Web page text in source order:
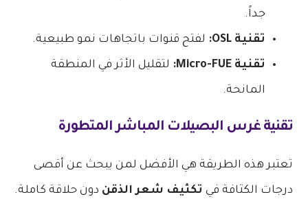
جداً.
تقنية OSL: لفتح قنوات باتجاهات نمو طبيعية.
تقنية Micro-FUE: لتقليل الأثر في المنطقة
المانحة.
تقنية غرس البصيلات المباشر المتطورة
تعتبر هذه الطريقة هي الأفضل لمن يبحث عن أقصى
درجات الكثافة في تكثيف شعر الذقن دون حلاقة كاملة.